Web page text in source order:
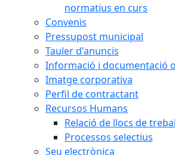
normatius en curs
Convenis
Pressupost municipal
Tauler d'anuncis
Informació i documentació
Imatge corporativa
Perfil de contractant
Recursos Humans
Relació de llocs de
Processos selectius
Seu electrònica